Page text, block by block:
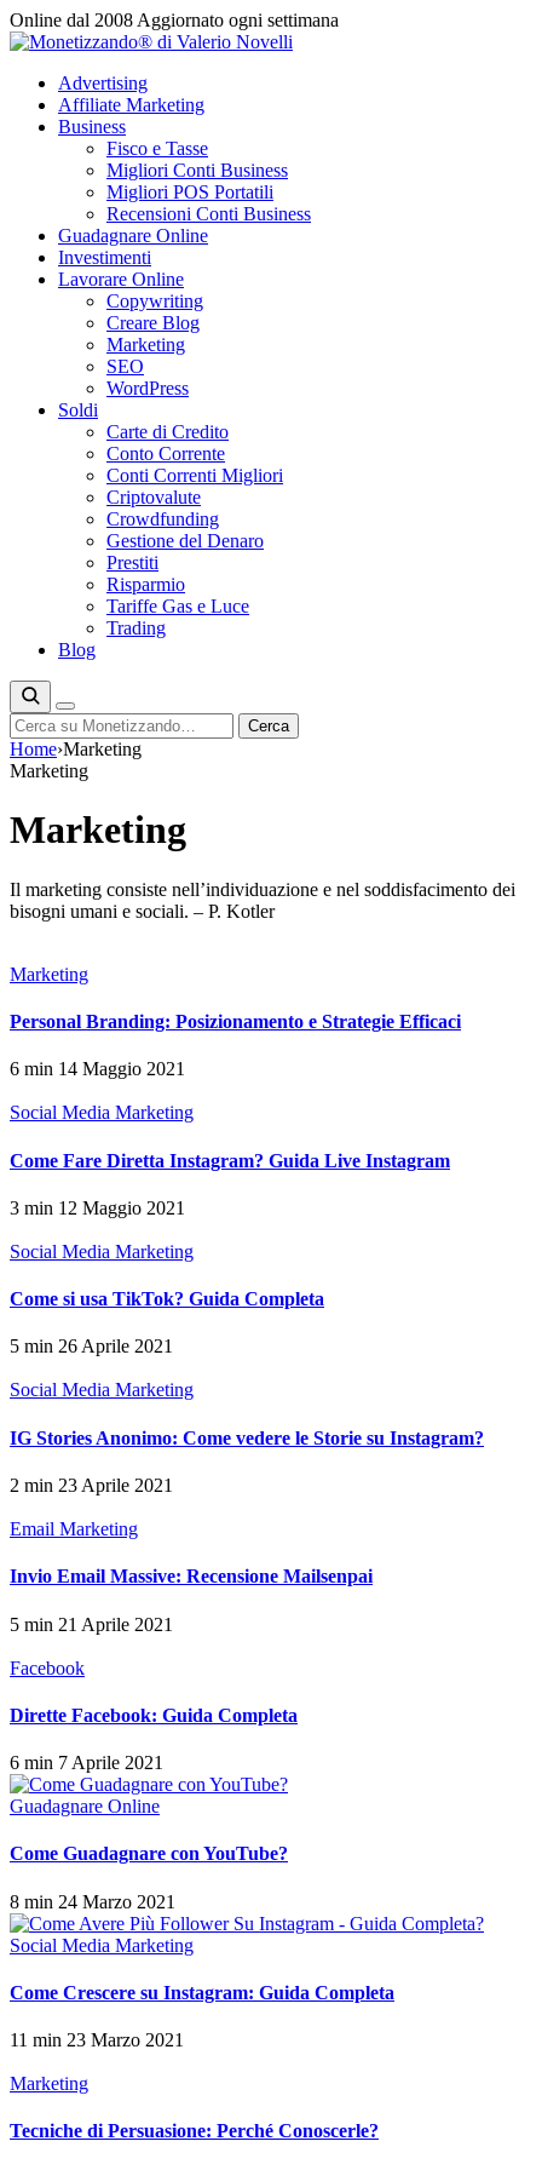
Vai
al
Online dal 2008 Aggiornato ogni settimana
Advertising
Affiliate Marketing
Business
Fisco e Tasse
Migliori Conti Business
Migliori POS Portatili
Recensioni Conti Business
Guadagnare Online
Investimenti
Lavorare Online
Copywriting
Creare Blog
Marketing
SEO
WordPress
Soldi
Carte di Credito
Conto Corrente
Conti Correnti Migliori
Criptovalute
Crowdfunding
Gestione del Denaro
Prestiti
Risparmio
Tariffe Gas e Luce
Trading
Blog
Cerca Cerca
Home›Marketing
Marketing
Marketing
Il marketing consiste nell’individuazione e nel soddisfacimento dei
bisogni umani e sociali. – P. Kotler
Marketing
Personal Branding: Posizionamento e Strategie Efficaci
6 min 14 Maggio 2021
Social Media Marketing
Come Fare Diretta Instagram? Guida Live Instagram
3 min 12 Maggio 2021
Social Media Marketing
Come si usa TikTok? Guida Completa
5 min 26 Aprile 2021
Social Media Marketing
IG Stories Anonimo: Come vedere le Storie su Instagram?
2 min 23 Aprile 2021
Email Marketing
Invio Email Massive: Recensione Mailsenpai
5 min 21 Aprile 2021
Facebook
Dirette Facebook: Guida Completa
6 min 7 Aprile 2021
Guadagnare Online
Come Guadagnare con YouTube?
8 min 24 Marzo 2021
Social Media Marketing
Come Crescere su Instagram: Guida Completa
11 min 23 Marzo 2021
Marketing
Tecniche di Persuasione: Perché Conoscerle?